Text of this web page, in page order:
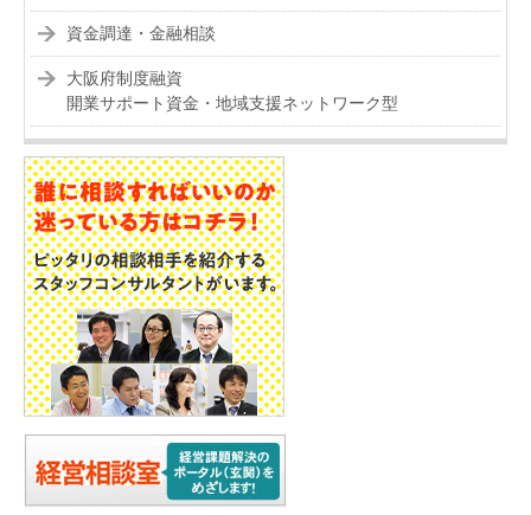
資金調達・金融相談
大阪府制度融資
開業サポート資金・地域支援ネットワーク型